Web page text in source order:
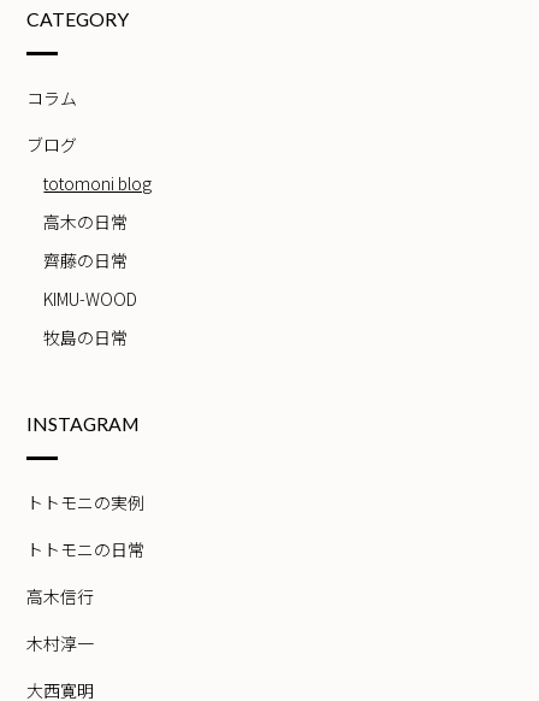
CATEGORY
コラム
ブログ
totomoni blog
高木の日常
齊藤の日常
KIMU-WOOD
牧島の日常
INSTAGRAM
トトモニの実例
トトモニの日常
高木信行
木村淳一
大西寛明